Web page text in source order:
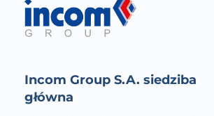
Incom Group S.A. siedziba
główna